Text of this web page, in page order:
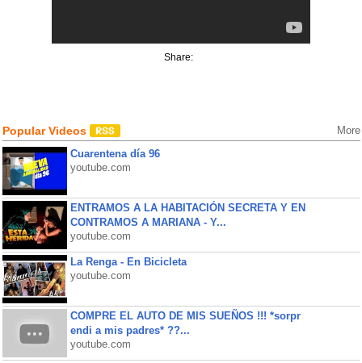
Share:
Popular Videos More
Cuarentena día 96
youtube.com
ENTRAMOS A LA HABITACIÓN SECRETA Y EN
CONTRAMOS A MARIANA - Y...
youtube.com
La Renga - En Bicicleta
youtube.com
COMPRE EL AUTO DE MIS SUEÑOS !!! *sorpr
endi a mis padres* ??...
youtube.com